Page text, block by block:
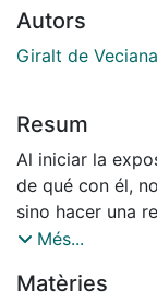
Autors
Giralt de
Resum
Al iniciar la
de qué con él,
sino hacer una
me han sido de
que al contrario,
Més...
Matèries